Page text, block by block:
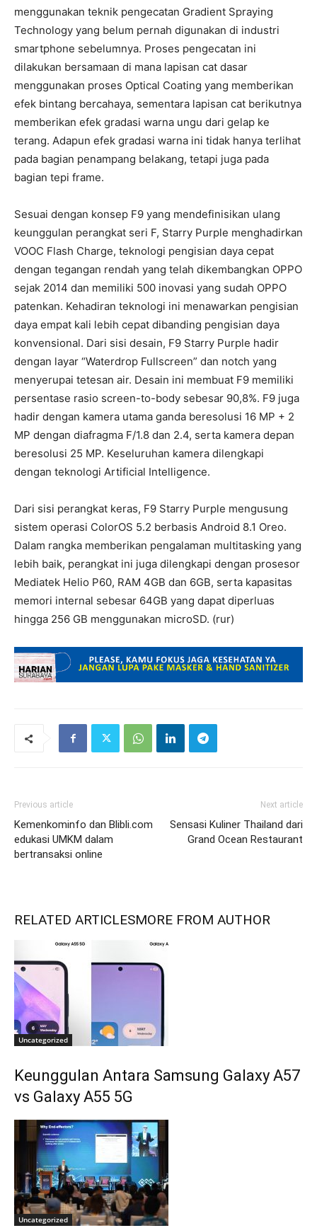
menggunakan teknik pengecatan Gradient Spraying
Technology yang belum pernah digunakan di industri
smartphone sebelumnya. Proses pengecatan ini
dilakukan bersamaan di mana lapisan cat dasar
menggunakan proses Optical Coating yang memberikan
efek bintang bercahaya, sementara lapisan cat berikutnya
memberikan efek gradasi warna ungu dari gelap ke
terang. Adapun efek gradasi warna ini tidak hanya terlihat
pada bagian penampang belakang, tetapi juga pada
bagian tepi frame.
Sesuai dengan konsep F9 yang mendefinisikan ulang
keunggulan perangkat seri F, Starry Purple menghadirkan
VOOC Flash Charge, teknologi pengisian daya cepat
dengan tegangan rendah yang telah dikembangkan OPPO
sejak 2014 dan memiliki 500 inovasi yang sudah OPPO
patenkan. Kehadiran teknologi ini menawarkan pengisian
daya empat kali lebih cepat dibanding pengisian daya
konvensional. Dari sisi desain, F9 Starry Purple hadir
dengan layar “Waterdrop Fullscreen” dan notch yang
menyerupai tetesan air. Desain ini membuat F9 memiliki
persentase rasio screen-to-body sebesar 90,8%. F9 juga
hadir dengan kamera utama ganda beresolusi 16 MP + 2
MP dengan diafragma F/1.8 dan 2.4, serta kamera depan
beresolusi 25 MP. Keseluruhan kamera dilengkapi
dengan teknologi Artificial Intelligence.
Dari sisi perangkat keras, F9 Starry Purple mengusung
sistem operasi ColorOS 5.2 berbasis Android 8.1 Oreo.
Dalam rangka memberikan pengalaman multitasking yang
lebih baik, perangkat ini juga dilengkapi dengan prosesor
Mediatek Helio P60, RAM 4GB dan 6GB, serta kapasitas
memori internal sebesar 64GB yang dapat diperluas
hingga 256 GB menggunakan microSD. (rur)
Previous article
Kemenkominfo dan Blibli.com
edukasi UMKM dalam
bertransaksi online
Next article
Sensasi Kuliner Thailand dari
Grand Ocean Restaurant
RELATED ARTICLESMORE FROM AUTHOR
Uncategorized
Keunggulan Antara Samsung Galaxy A57
vs Galaxy A55 5G
Uncategorized